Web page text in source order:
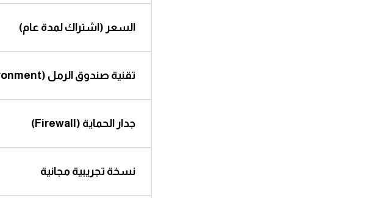
السعر (اشتراك لمدة عام)
تقنية صندوق الرمل (Sandbox Environment)
جدار الحماية (Firewall)
نسخة تجريبية مجانية